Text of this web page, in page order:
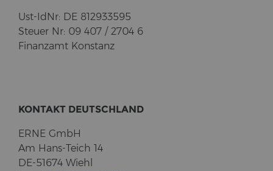
Ust-​IdNr: DE 812933595
Steu­er Nr: 09 407 / 2704 6
Fi­nanz­amt Kon­stanz
KON­TAKT DEUTSCH­LAND
ERNE GmbH
Am Hans-​Teich 14
DE-51674 Wiehl